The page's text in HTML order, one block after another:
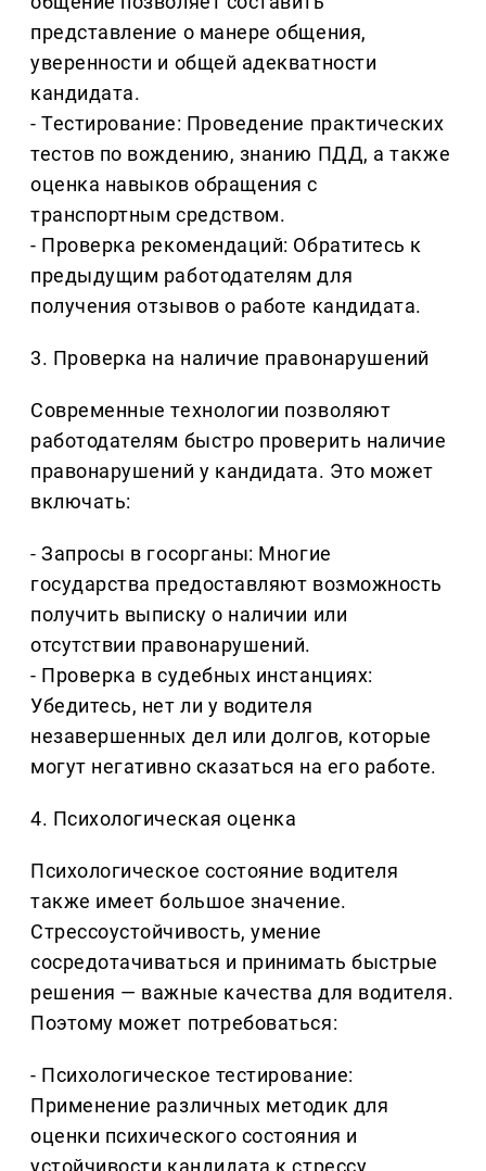
представление о манере общения,
уверенности и общей адекватности
кандидата.
- Тестирование: Проведение практических
тестов по вождению, знанию ПДД, а также
оценка навыков обращения с
транспортным средством.
- Проверка рекомендаций: Обратитесь к
предыдущим работодателям для
получения отзывов о работе кандидата.
3. Проверка на наличие правонарушений
Современные технологии позволяют
работодателям быстро проверить наличие
правонарушений у кандидата. Это может
включать:
- Запросы в госорганы: Многие
государства предоставляют возможность
получить выписку о наличии или
отсутствии правонарушений.
- Проверка в судебных инстанциях:
Убедитесь, нет ли у водителя
незавершенных дел или долгов, которые
могут негативно сказаться на его работе.
4. Психологическая оценка
Психологическое состояние водителя
также имеет большое значение.
Стрессоустойчивость, умение
сосредотачиваться и принимать быстрые
решения — важные качества для водителя.
Поэтому может потребоваться:
- Психологическое тестирование:
Применение различных методик для
оценки психического состояния и
устойчивости кандидата к стрессу.